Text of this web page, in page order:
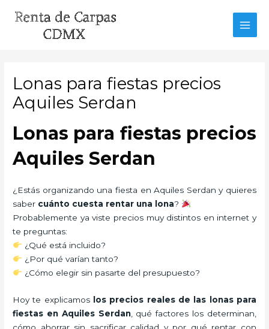
Lonas para fiestas precios
Aquiles Serdan
Lonas para fiestas precios
Aquiles Serdan
¿Estás organizando una fiesta en Aquiles Serdan y quieres
saber cuánto cuesta rentar una lona?
Probablemente ya viste precios muy distintos en internet y
te preguntas:
¿Qué está incluido?
¿Por qué varían tanto?
¿Cómo elegir sin pasarte del presupuesto?
Hoy te explicamos
los precios reales de las lonas para
fiestas en Aquiles Serdan, qué factores los determinan,